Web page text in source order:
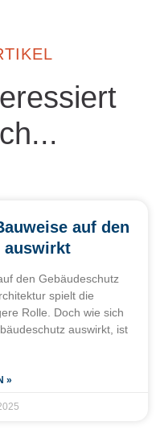
auf den
auswirkt
den Gebäudeschutz
spielt die
Rolle. Doch wie sich
auswirkt, ist
»